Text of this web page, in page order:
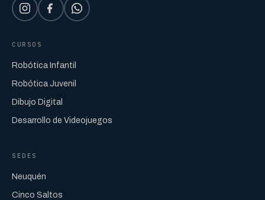
CURSOS
Robótica Infantil
Robótica Juvenil
Dibujo Digital
Desarrollo de Videojuegos
SEDES
Neuquén
Cinco Saltos